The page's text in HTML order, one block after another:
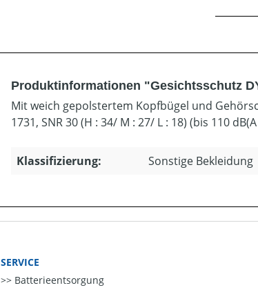
Produktinformationen "Gesichtsschutz
Mit weich gepolstertem Kopfbügel und
1731, SNR 30 (H : 34/ M : 27/ L : 18) (bis 110 dB(A
Klassifizierung: Sonstige Bekleidung
SERVICE
Batterieentsorgung